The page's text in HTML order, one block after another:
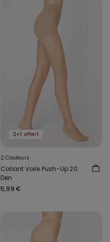
2+1 offert
2 Couleurs
Collant Voile Push-Up 20
Den
5,99 €